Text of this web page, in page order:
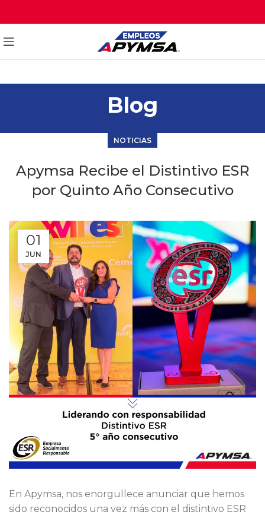
Blog
NOTICIAS
Apymsa Recibe el Distintivo ESR
por Quinto Año Consecutivo
01
JUN
En Apymsa, nos enorgullece anunciar que hemos
sido reconocidos una vez más con el distintivo ESR